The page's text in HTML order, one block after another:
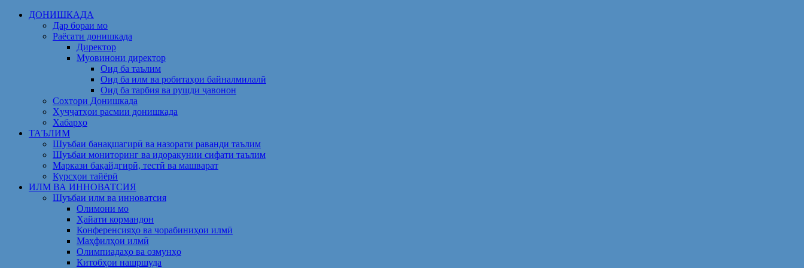
Skip
ДОНИШКАДА
Дар бораи мо
Раёсати донишкада
Директор
Муовинони директор
Оид ба таълим
Оид ба илм ва робитаҳои байналмилалӣ
Оид ба тарбия ва рушди ҷавонон
Сохтори Донишкада
Ҳуҷҷатҳои расмии донишкада
Хабарҳо
ТАЪЛИМ
Шуъбаи банақшагирӣ ва назорати раванди таълим
Шуъбаи мониторинг ва идоракунии сифати таълим
Маркази бақайдгирӣ, тестӣ ва машварат
Курсҳои тайёрӣ
ИЛМ ВА ИННОВАТСИЯ
Шуъбаи илм ва инноватсия
Олимони мо
Ҳайати кормандон
Конференсияҳо ва чорабиниҳои илмӣ
Маҳфилҳои илмӣ
Олимпиадаҳо ва озмунҳо
Китобҳои нашршуда